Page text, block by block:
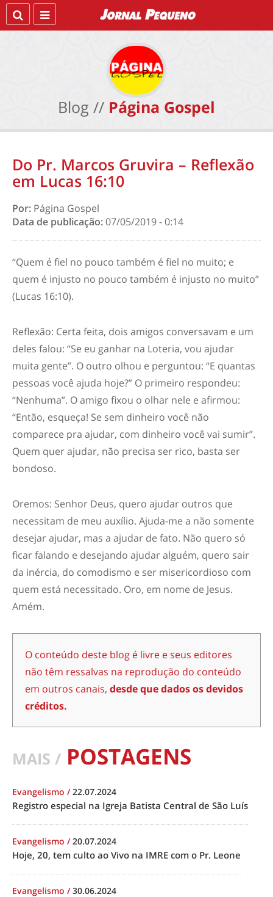
Blog // Página Gospel
Do Pr. Marcos Gruvira – Reflexão
em Lucas 16:10
Por: Página Gospel
Data de publicação:07/05/2019 - 0:14
“Quem é fiel no pouco também é fiel no muito; e
quem é injusto no pouco também é injusto no muito”
(Lucas 16:10).
Reflexão: Certa feita, dois amigos conversavam e um
deles falou: “Se eu ganhar na Loteria, vou ajudar
muita gente”. O outro olhou e perguntou: “E quantas
pessoas você ajuda hoje?” O primeiro respondeu:
“Nenhuma”. O amigo fixou o olhar nele e afirmou:
“Então, esqueça! Se sem dinheiro você não
comparece pra ajudar, com dinheiro você vai sumir”.
Quem quer ajudar, não precisa ser rico, basta ser
bondoso.
Oremos: Senhor Deus, quero ajudar outros que
necessitam de meu auxílio. Ajuda-me a não somente
desejar ajudar, mas a ajudar de fato. Não quero só
ficar falando e desejando ajudar alguém, quero sair
da inércia, do comodismo e ser misericordioso com
quem está necessitado. Oro, em nome de Jesus.
Amém.
O conteúdo deste blog é livre e seus editores
não têm ressalvas na reprodução do conteúdo
em outros canais, desde que dados os devidos
créditos.
MAIS / POSTAGENS
Evangelismo /22.07.2024
Registro especial na Igreja Batista Central de São Luís
Evangelismo /20.07.2024
Hoje, 20, tem culto ao Vivo na IMRE com o Pr. Leone
Evangelismo /30.06.2024